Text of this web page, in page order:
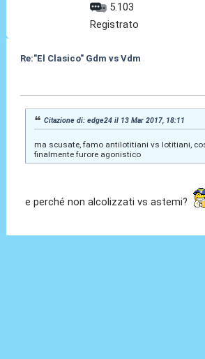
5.103
Registrato
Re:"El Clasico" Gdm vs Vdm
Citazione di: edge24 il 13 Mar 2017, 18:11
ma scusate, famo antilotitiani vs lotitiani,
finalmente furore agonistico
e perché non alcolizzati vs astemi?